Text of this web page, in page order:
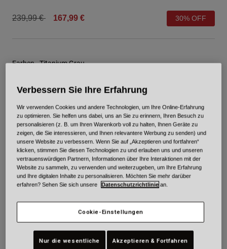
Price reduced from
239,99 €to 167,99 € 30% OFF
Farben -Titanium Grau
ausgewählt
Größe Größentabelle
XS S M L XL 2XL
Zum Warenkorb hinzufügen
Verbessern Sie Ihre Erfahrung
Wir verwenden Cookies und andere Technologien, um Ihre Online-Erfahrung
zu optimieren. Sie helfen uns dabei, uns an Sie zu erinnern, Ihren Besuch zu
personalisieren (z. B. um Ihren Warenkorb voll zu halten, Ihnen Geräte zu
zeigen, die Sie interessieren, und Ihnen relevantere Werbung zu senden) und
unsere Website zu verbessern. Wenn Sie auf „Akzeptieren und fortfahren“
klicken, stimmen Sie diesen Technologien zu und erlauben uns und unseren
vertrauenswürdigen Partnern, Informationen über Ihre Interaktionen mit der
Website zu sammeln, zu verwenden und weiterzugeben, um Ihre Erfahrung
und Ihre digitalen Inhalte zu personalisieren. Möchten Sie mehr darüber
erfahren? Sehen Sie sich unsere
Datenschutzrichtlinie an.
Cookie-Einstellungen
Nur die wesentliche Akzeptieren & Fortfahren